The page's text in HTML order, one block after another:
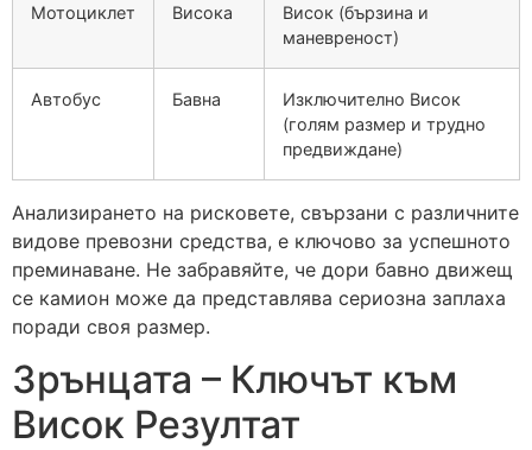
Мотоциклет Висока
Висок (бързина и
маневреност)
Автобус Бавна
Изключително Висок
(голям размер и трудно
предвиждане)
Анализирането на рисковете, свързани с различните
видове превозни средства, е ключово за успешното
преминаване. Не забравяйте, че дори бавно движещ
се камион може да представлява сериозна заплаха
поради своя размер.
Зрънцата – Ключът към
Висок Резултат